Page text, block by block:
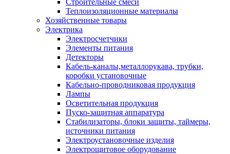
Строительные смеси
Теплоизоляционные материалы
Хозяйственные товары
Электрика
Электросчетчики
Элементы питания
Детекторы
Кабель-каналы,металлорукава, трубки,
коробки установочные
Кабельно-проводниковая продукция
Лампы
Осветительная продукция
Пуско-защитная аппаратура
Стабилизаторы, блоки защиты, таймеры,
источники питания
Электроустановочные изделия
Электрощитовое оборудование